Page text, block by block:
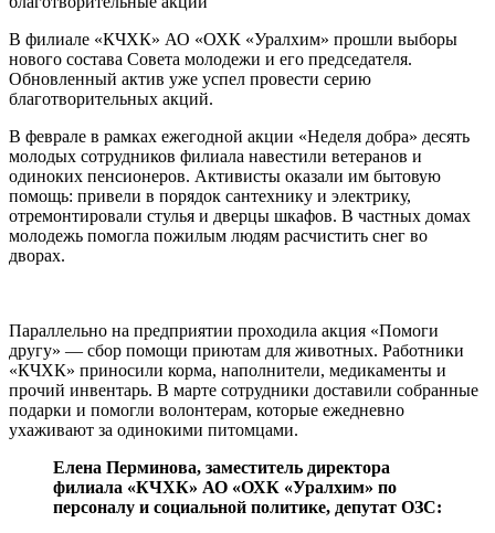
В филиале «КЧХК» АО «ОХК «Уралхим» прошли выборы
нового состава Совета молодежи и его председателя.
Обновленный актив уже успел провести серию
благотворительных акций.
В феврале в рамках ежегодной акции «Неделя добра» десять
молодых сотрудников филиала навестили ветеранов и
одиноких пенсионеров. Активисты оказали им бытовую
помощь: привели в порядок сантехнику и электрику,
отремонтировали стулья и дверцы шкафов. В частных домах
молодежь помогла пожилым людям расчистить снег во
дворах.
Параллельно на предприятии проходила акция «Помоги
другу» — сбор помощи приютам для животных. Работники
«КЧХК» приносили корма, наполнители, медикаменты и
прочий инвентарь. В марте сотрудники доставили собранные
подарки и помогли волонтерам, которые ежедневно
ухаживают за одинокими питомцами.
Елена Перминова, заместитель директора
филиала «КЧХК» АО «ОХК «Уралхим» по
персоналу и социальной политике, депутат ОЗС: